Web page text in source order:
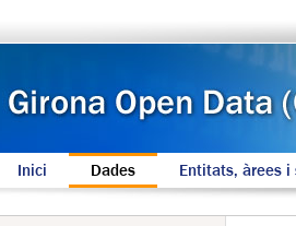
Inici Dades Entitats, àrees i